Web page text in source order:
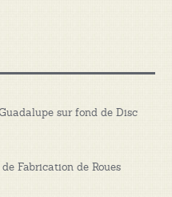
sur fond de Disc
Fabrication de Roues